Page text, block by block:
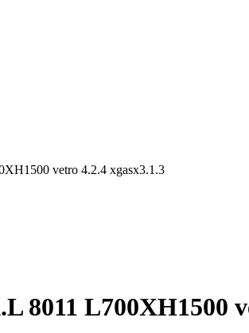
vetro 4.2.4 xgasx3.1.3
L700XH1500